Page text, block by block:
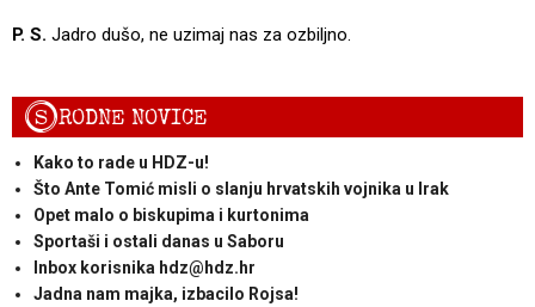
P. S. Jadro dušo, ne uzimaj nas za ozbiljno.
SRODNE NOVICE
Kako to rade u HDZ-u!
Što Ante Tomić misli o slanju hrvatskih vojnika u Irak
Opet malo o biskupima i kurtonima
Sportaši i ostali danas u Saboru
Inbox korisnika hdz@hdz.hr
Jadna nam majka, izbacilo Rojsa!